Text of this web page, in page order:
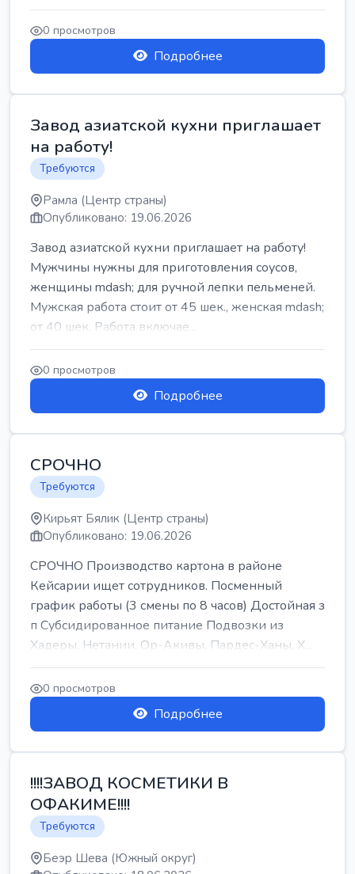
0 просмотров
Подробнее
Завод азиатской кухни приглашает
на работу!
Требуются
Рамла (Центр страны)
Опубликовано: 19.06.2026
Завод азиатской кухни приглашает на работу!
Мужчины нужны для приготовления соусов,
женщины mdash; для ручной лепки пельменей.
Мужская работа стоит от 45 шек., женская mdash;
от 40 шек. Работа включае...
0 просмотров
Подробнее
СРОЧНО
Требуются
Кирьят Бялик (Центр страны)
Опубликовано: 19.06.2026
СРОЧНО Производство картона в районе
Кейсарии ищет сотрудников. Посменный
график работы (3 смены по 8 часов) Достойная з
п Субсидированное питание Подвозки из
Хадеры, Нетании, Ор-Акивы, Пардес-Ханы, Х...
0 просмотров
Подробнее
!!!!ЗАВОД КОСМЕТИКИ В
ОФАКИМЕ!!!!
Требуются
Беэр Шева (Южный округ)